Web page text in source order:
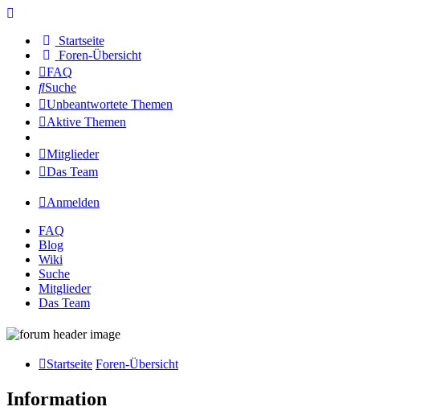
Startseite
Foren-Übersicht
FAQ
Suche
Unbeantwortete Themen
Aktive Themen
Mitglieder
Das Team
Anmelden
FAQ
Blog
Wiki
Suche
Mitglieder
Das Team
Startseite Foren-Übersicht
Information